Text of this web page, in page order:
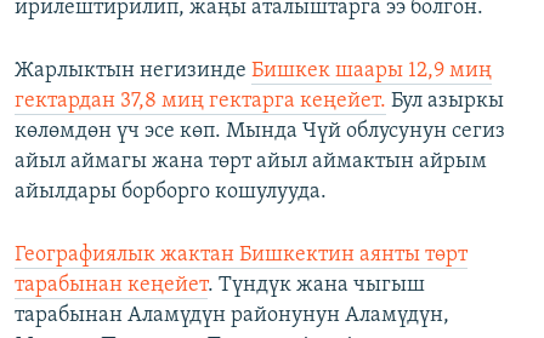
ирилештирилип, жаңы аталыштарга ээ болгон.
Жарлыктын негизинде Бишкек шаары 12,9 миң
гектардан 37,8 миң гектарга кеңейет. Бул азыркы
көлөмдөн үч эсе көп. Мында Чүй облусунун сегиз
айыл аймагы жана төрт айыл аймактын айрым
айылдары борборго кошулууда.
Географиялык жактан Бишкектин аянты төрт
тарабынан кеңейет. Түндүк жана чыгыш
тарабынан Аламүдүн районунун Аламүдүн,